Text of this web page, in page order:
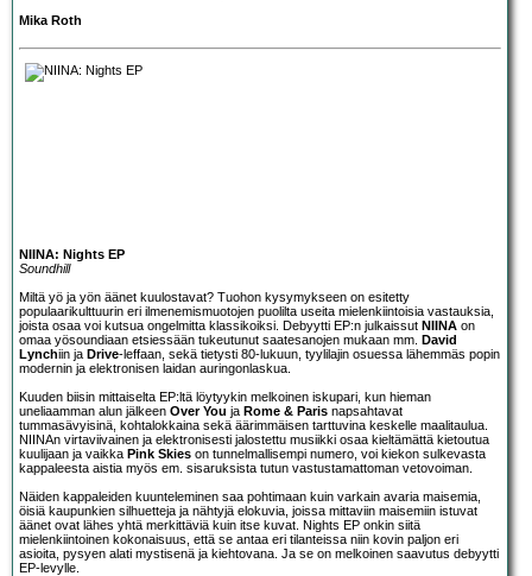
Mika Roth
NIINA: Nights EP
Soundhill
Miltä yö ja yön äänet kuulostavat? Tuohon kysymykseen on esitetty
populaarikulttuurin eri ilmenemismuotojen puolilta useita mielenkiintoisia vastauksia,
joista osaa voi kutsua ongelmitta klassikoiksi. Debyytti EP:n julkaissut NIINA on
omaa yösoundiaan etsiessään tukeutunut saatesanojen mukaan mm. David
Lynchiin ja Drive-leffaan, sekä tietysti 80-lukuun, tyylilajin osuessa lähemmäs popin
modernin ja elektronisen laidan auringonlaskua.
Kuuden biisin mittaiselta EP:ltä löytyykin melkoinen iskupari, kun hieman
uneliaamman alun jälkeen Over You ja Rome & Paris napsahtavat
tummasävyisinä, kohtalokkaina sekä äärimmäisen tarttuvina keskelle maalitaulua.
NIINAn virtaviivainen ja elektronisesti jalostettu musiikki osaa kieltämättä kietoutua
kuulijaan ja vaikka Pink Skies on tunnelmallisempi numero, voi kiekon sulkevasta
kappaleesta aistia myös em. sisaruksista tutun vastustamattoman vetovoiman.
Näiden kappaleiden kuunteleminen saa pohtimaan kuin varkain avaria maisemia,
öisiä kaupunkien silhuetteja ja nähtyjä elokuvia, joissa mittaviin maisemiin istuvat
äänet ovat lähes yhtä merkittäviä kuin itse kuvat. Nights EP onkin siitä
mielenkiintoinen kokonaisuus, että se antaa eri tilanteissa niin kovin paljon eri
asioita, pysyen alati mystisenä ja kiehtovana. Ja se on melkoinen saavutus debyytti
EP-levylle.